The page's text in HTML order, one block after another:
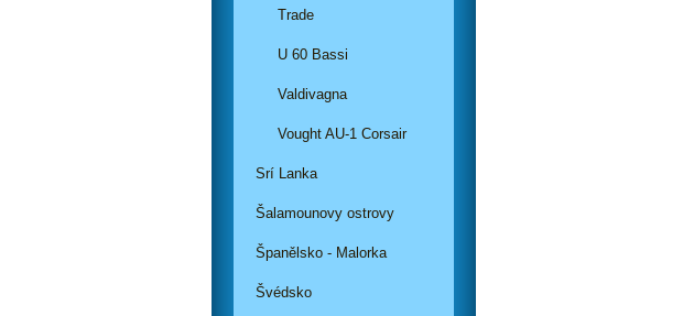
Trade
U 60 Bassi
Valdivagna
Vought AU-1 Corsair
Srí Lanka
Šalamounovy ostrovy
Španělsko - Malorka
Švédsko